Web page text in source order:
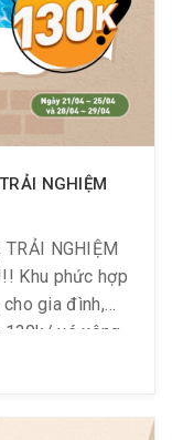
NGHIỆM
NGHIỆM
Khu phức hợp
gia đình,
130k/ vé xông
170k/ vé